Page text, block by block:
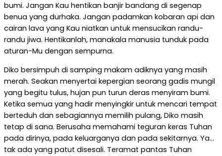
bumi. Jangan Kau hentikan banjir bandang di segenap
benua yang durhaka. Jangan padamkan kobaran api dan
cairan lava yang Kau niatkan untuk mensucikan randu-
randu jiwa. Hentikanlah, manakala manusia tunduk pada
aturan-Mu dengan sempurna.
Diko bersimpuh di samping makam adiknya yang masih
merah. Seakan menyertai kepergian seorang gadis mungil
yang begitu tulus, hujan pun turun deras menyiram bumi.
Ketika semua yang hadir menyingkir untuk mencari tempat
berteduh dan sebagiannya memilih pulang, Diko masih
tetap di sana. Berusaha memahami teguran keras Tuhan
pada dirinya, pada keluarganya dan pada sekitarnya. Ya…
tak ada yang patut disesali. Teramat pantas Tuhan